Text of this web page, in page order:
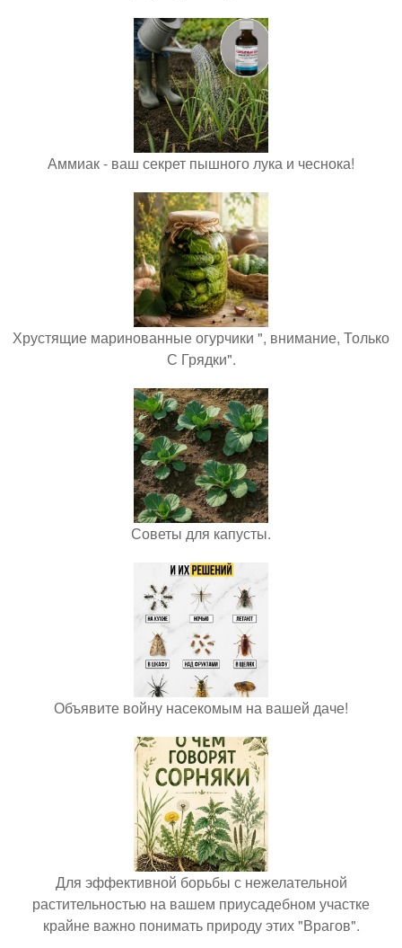
Аммиак - ваш секрет пышного лука и чеснока!
Хрустящие маринованные огурчики ", внимание, Только
С Грядки".
Советы для капусты.
Объявите войну насекомым на вашей даче!
Для эффективной борьбы с нежелательной
растительностью на вашем приусадебном участке
крайне важно понимать природу этих "Врагов".